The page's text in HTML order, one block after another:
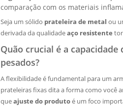
comparação com os materiais
Seja um sólido prateleira de metal ou
derivada da qualidadeaço resistente
Quão crucial é a
pesados?
A flexibilidade é fundamental para um
prateleiras fixas dita a forma como você
queajuste do produtoé um foco